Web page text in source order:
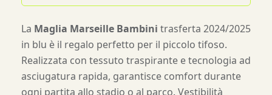
La Maglia Marseille Bambini trasferta 2024/2025
in blu è il regalo perfetto per il piccolo tifoso.
Realizzata con tessuto traspirante e tecnologia ad
asciugatura rapida, garantisce comfort durante
ogni partita allo stadio o al parco. Vestibilità